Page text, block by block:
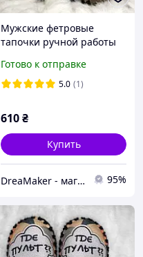
Мужские фетровые
тапочки ручной работы
Чивас Ригал), размеры
40-47, 26-32 см (VD-055-Б)
Готово к отправке
5.0 (1)
610₴
Купить
DreaMaker - магазин военных и других товаров 95%